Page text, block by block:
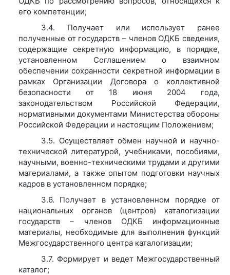
его компетенции;
3.4. Получает или использует ранее
полученные от государств – членов ОДКБ сведения,
содержащие секретную информацию, в порядке,
установленном Соглашением о взаимном
обеспечении сохранности секретной информации в
рамках Организации Договора о коллективной
безопасности от 18 июня 2004 года,
законодательством Российской Федерации,
нормативными документами Министерства обороны
Российской Федерации и настоящим Положением;
3.5. Осуществляет обмен научной и научно-
технической литературой, учебниками, пособиями,
научными, военно-техническими трудами и другими
материалами, а также опытом подготовки научных
кадров в установленном порядке;
3.6. Получает в установленном порядке от
национальных органов (центров) каталогизации
государств – членов ОДКБ информационные
материалы, необходимые для выполнения функций
Межгосударственного центра каталогизации;
3.7. Формирует и ведет Межгосударственный
каталог;